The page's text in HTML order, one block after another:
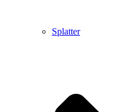
Splatter